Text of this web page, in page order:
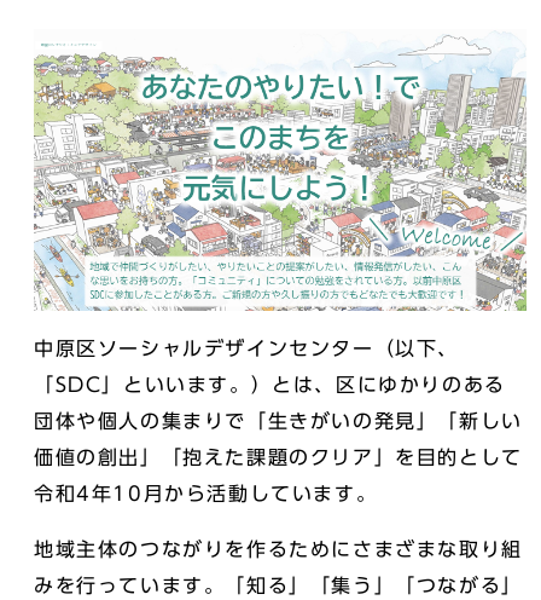
中原区ソーシャルデザインセンター（以下、
「SDC」といいます。）とは、区にゆかりのある
団体や個人の集まりで「生きがいの発見」「新しい
価値の創出」「抱えた課題のクリア」を目的として
令和4年10月から活動しています。
地域主体のつながりを作るためにさまざまな取り組
みを行っています。「知る」「集う」「つながる」